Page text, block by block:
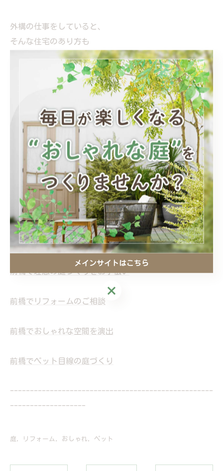
外構の仕事をしていると、
そんな住宅のあり方も
少し理想に思えるのです。
家のオプションではありません。
暮らしを広げる設計です。
---------------------------------------------------
-------------------
株式会社ローカルガーデン
住所 : 群馬県前橋市上大島町48-16
電話番号 : 027-226-1040
前橋で理想の庭づくりをお手伝い
前橋でリフォームのご相談
前橋でおしゃれな空間を演出
前橋でペット目線の庭づくり
---------------------------------------------------
-------------------
庭 リフォーム おしゃれ ペット
メインサイトはこちら
メインサイトはこちら